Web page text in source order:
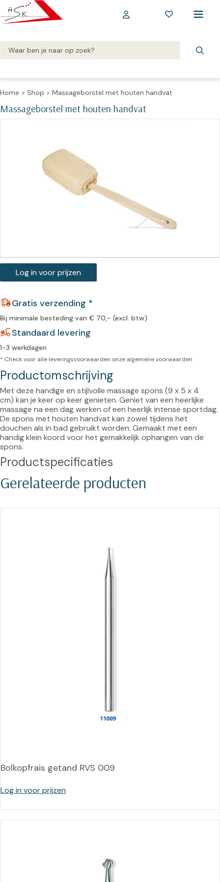
Home > Shop > Massageborstel met houten handvat
Massageborstel met houten handvat
Log in voor prijzen
Gratis verzending *
Bij minimale besteding van € 70,- (excl. btw)
Standaard levering
1-3 werkdagen
* Check voor alle leveringsvoorwaarden onze algemene voorwaarden
Productomschrijving
Met deze handige en stijlvolle massage spons (9 x 5 x 4
cm) kan je keer op keer genieten. Geniet van een heerlijke
massage na een dag werken of een heerlijk intense sportdag.
De spons met houten handvat kan zowel tijdens het
douchen als in bad gebruikt worden. Gemaakt met een
handig klein koord voor het gemakkelijk ophangen van de
spons.
Productspecificaties
Gerelateerde producten
Bolkopfrais getand RVS 009
Log in voor prijzen